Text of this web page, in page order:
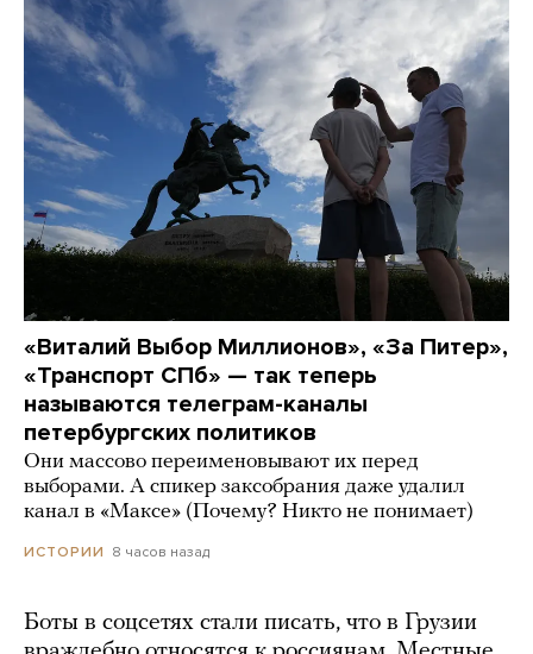
«Виталий Выбор Миллионов», «За Питер»,
«Транспорт СПб» — так теперь
называются телеграм-каналы
петербургских политиков
Они массово переименовывают их перед
выборами. А спикер заксобрания даже удалил
канал в «Максе» (Почему? Никто не понимает)
ИСТОРИИ 8 часов назад
Боты в соцсетях стали писать, что в Грузии